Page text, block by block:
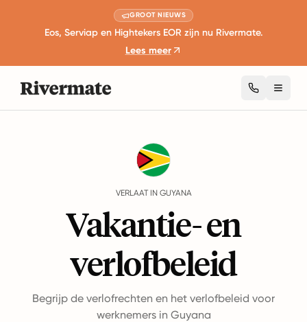
GROOT NIEUWS
Eos, Serviap en Hightekers EOR zijn nu Rivermate.
Lees meer
VERLAAT IN GUYANA
Vakantie- en
verlofbeleid
Begrijp de verlofrechten en het verlofbeleid voor
werknemers in Guyana